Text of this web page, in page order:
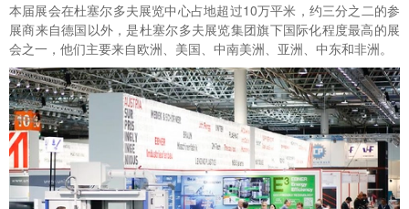
本届展会在杜塞尔多夫展览中心占地超过10万平米，约三分之二的参
展商来自德国以外，是杜塞尔多夫展览集团旗下国际化程度最高的展
会之一，他们主要来自欧洲、美国、中南美洲、亚洲、中东和非洲。